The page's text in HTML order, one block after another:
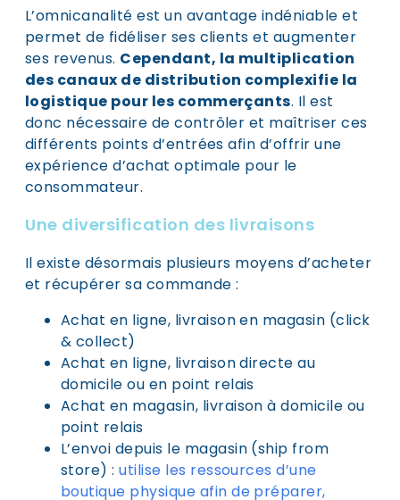
L’omnicanalité est un avantage indéniable et
permet de fidéliser ses clients et augmenter
ses revenus. Cependant, la multiplication
des canaux de distribution complexifie la
logistique pour les commerçants. Il est
donc nécessaire de contrôler et maîtriser ces
différents points d’entrées afin d’offrir une
expérience d’achat optimale pour le
consommateur.
Une diversification des livraisons
Il existe désormais plusieurs moyens d’acheter
et récupérer sa commande :
Achat en ligne, livraison en magasin (click
& collect)
Achat en ligne, livraison directe au
domicile ou en point relais
Achat en magasin, livraison à domicile ou
point relais
L’envoi depuis le magasin (ship from
store) :utilise les ressources d’une
boutique physique afin de préparer,